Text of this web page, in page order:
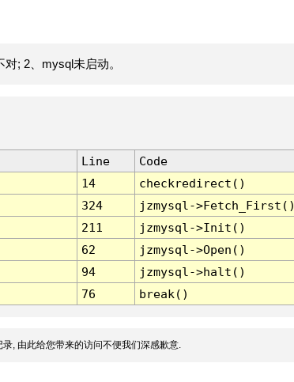
; 2、mysql未启动。
Line
Code
14
checkredirect()
324
jzmysql-
211
jzmysql->Init()
62
jzmysql->Open()
94
jzmysql->halt()
76 break()
, 由此给您带来的访问不便我们深感歉意.